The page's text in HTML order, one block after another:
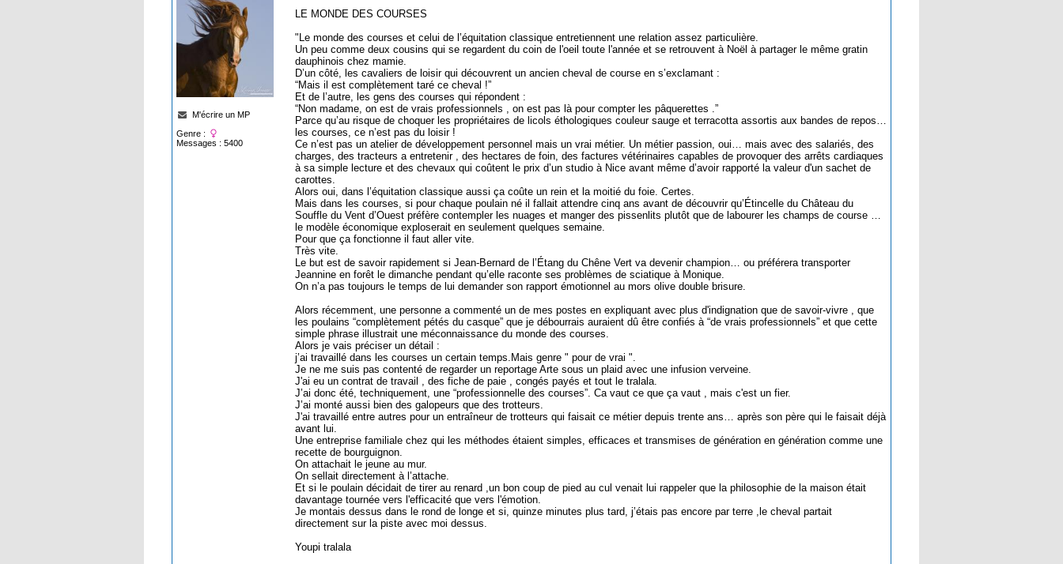
M'écrire un MP
Genre :
Messages : 5400
LE MONDE DES COURSES
"Le monde des courses et celui de l’équitation classique entretiennent une relation assez particulière.
Un peu comme deux cousins qui se regardent du coin de l'oeil toute l'année et se retrouvent à Noël à partager le même gratin
dauphinois chez mamie.
D’un côté, les cavaliers de loisir qui découvrent un ancien cheval de course en s’exclamant :
“Mais il est complètement taré ce cheval !”
Et de l’autre, les gens des courses qui répondent :
“Non madame, on est de vrais professionnels , on est pas là pour compter les pâquerettes .”
Parce qu’au risque de choquer les propriétaires de licols éthologiques couleur sauge et terracotta assortis aux bandes de repos…
les courses, ce n’est pas du loisir !
Ce n’est pas un atelier de développement personnel mais un vrai métier. Un métier passion, oui… mais avec des salariés, des
charges, des tracteurs a entretenir , des hectares de foin, des factures vétérinaires capables de provoquer des arrêts cardiaques
à sa simple lecture et des chevaux qui coûtent le prix d’un studio à Nice avant même d’avoir rapporté la valeur d'un sachet de
carottes.
Alors oui, dans l’équitation classique aussi ça coûte un rein et la moitié du foie. Certes.
Mais dans les courses, si pour chaque poulain né il fallait attendre cinq ans avant de découvrir qu’Étincelle du Château du
Souffle du Vent d’Ouest préfère contempler les nuages et manger des pissenlits plutôt que de labourer les champs de course …
le modèle économique exploserait en seulement quelques semaine.
Pour que ça fonctionne il faut aller vite.
Très vite.
Le but est de savoir rapidement si Jean-Bernard de l’Étang du Chêne Vert va devenir champion… ou préférera transporter
Jeannine en forêt le dimanche pendant qu’elle raconte ses problèmes de sciatique à Monique.
On n’a pas toujours le temps de lui demander son rapport émotionnel au mors olive double brisure.
Alors récemment, une personne a commenté un de mes postes en expliquant avec plus d'indignation que de savoir-vivre , que
les poulains “complètement pétés du casque” que je débourrais auraient dû être confiés à “de vrais professionnels” et que cette
simple phrase illustrait une méconnaissance du monde des courses.
Alors je vais préciser un détail :
j’ai travaillé dans les courses un certain temps.Mais genre " pour de vrai ".
Je ne me suis pas contenté de regarder un reportage Arte sous un plaid avec une infusion verveine.
J'ai eu un contrat de travail , des fiche de paie , congés payés et tout le tralala.
J’ai donc été, techniquement, une “professionnelle des courses”. Ca vaut ce que ça vaut , mais c'est un fier.
J’ai monté aussi bien des galopeurs que des trotteurs.
J'ai travaillé entre autres pour un entraîneur de trotteurs qui faisait ce métier depuis trente ans… après son père qui le faisait déjà
avant lui.
Une entreprise familiale chez qui les méthodes étaient simples, efficaces et transmises de génération en génération comme une
recette de bourguignon.
On attachait le jeune au mur.
On sellait directement à l’attache.
Et si le poulain décidait de tirer au renard ,un bon coup de pied au cul venait lui rappeler que la philosophie de la maison était
davantage tournée vers l'efficacité que vers l'émotion.
Je montais dessus dans le rond de longe et si, quinze minutes plus tard, j’étais pas encore par terre ,le cheval partait
directement sur la piste avec moi dessus.
Youpi tralala